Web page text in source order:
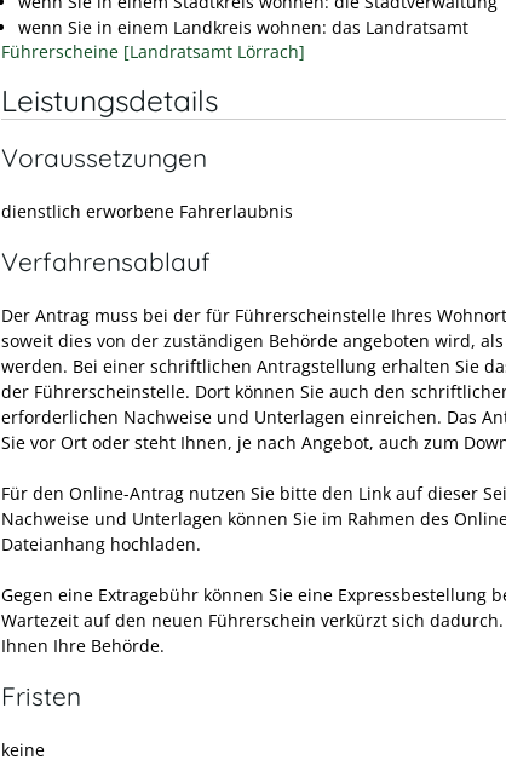
wenn Sie in einem Landkreis wohnen: das Landratsamt
Führerscheine [Landratsamt Lörrach]
Leistungsdetails
Voraussetzungen
dienstlich erworbene Fahrerlaubnis
Verfahrensablauf
Der Antrag muss bei der für Führerscheinstelle Ihres
soweit dies von der zuständigen Behörde angeboten wird,
werden. Bei einer schriftlichen Antragstellung erhalten Sie
der Führerscheinstelle. Dort können Sie auch den
erforderlichen Nachweise und Unterlagen einreichen. Das
Sie vor Ort oder steht Ihnen, je nach Angebot, auch zum
Für den Online-Antrag nutzen Sie bitte den Link auf dieser
Nachweise und Unterlagen können Sie im Rahmen des
Dateianhang hochladen.
Gegen eine Extragebühr können Sie eine Expressbestellung
Wartezeit auf den neuen Führerschein verkürzt sich
Ihnen Ihre Behörde.
Fristen
keine